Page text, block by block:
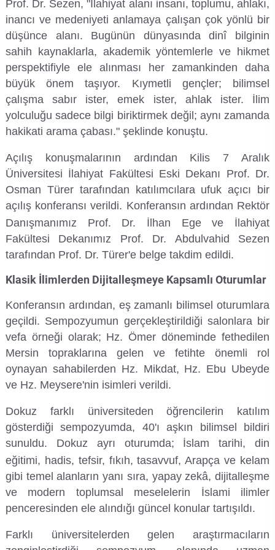
Prof. Dr. Sezen, "İlahiyat alanı insanı, toplumu, ahlakı,
inancı ve medeniyeti anlamaya çalışan çok yönlü bir
düşünce alanı. Bugünün dünyasında dinî bilginin
sahih kaynaklarla, akademik yöntemlerle ve hikmet
perspektifiyle ele alınması her zamankinden daha
büyük önem taşıyor. Kıymetli gençler; bilimsel
çalışma sabır ister, emek ister, ahlak ister. İlim
yolculuğu sadece bilgi biriktirmek değil; aynı zamanda
hakikati arama çabası." şeklinde konuştu.
Açılış konuşmalarının ardından Kilis 7 Aralık
Üniversitesi İlahiyat Fakültesi Eski Dekanı Prof. Dr.
Osman Türer tarafından katılımcılara ufuk açıcı bir
açılış konferansı verildi. Konferansın ardından Rektör
Danışmanımız Prof. Dr. İlhan Ege ve İlahiyat
Fakültesi Dekanımız Prof. Dr. Abdulvahid Sezen
tarafından Prof. Dr. Türer'e belge takdim edildi.
Klasik İlimlerden Dijitalleşmeye Kapsamlı Oturumlar
Konferansın ardından, eş zamanlı bilimsel oturumlara
geçildi. Sempozyumun gerçekleştirildiği salonlara bir
vefa örneği olarak; Hz. Ömer döneminde fethedilen
Mersin topraklarına gelen ve fetihte önemli rol
oynayan sahabilerden Hz. Mikdat, Hz. Ebu Ubeyde
ve Hz. Meysere'nin isimleri verildi.
Dokuz farklı üniversiteden öğrencilerin katılım
gösterdiği sempozyumda, 40'ı aşkın bilimsel bildiri
sunuldu. Dokuz ayrı oturumda; İslam tarihi, din
eğitimi, hadis, tefsir, fıkıh, tasavvuf, Arapça ve kelam
gibi temel alanların yanı sıra, yapay zekâ, dijitalleşme
ve modern toplumsal meselelerin İslami ilimler
penceresinden ele alındığı güncel konular tartışıldı.
Farklı üniversitelerden gelen araştırmacıların
Kalibrasyon Uygulama ve Araştırma Merkezi
Kariyer Merkezi
Kilikia Arkeolojisi Araştırma Merkezi
Kozmetik Temizlik ve Kimyevi Ürünler Üretim Eğitim Uygulama ve Araştırma Merkezi
Nevit Kodallı Oda Müziği Uygulama ve Araştırma Merkezi
Nükleer Bilimler Uygulama ve Araştırma Merkezi
Öğrenme ve Öğretmeyi Geliştirme Uygulama ve Araştırma Merkezi
Ölçme ve Değerlendirme Uygulama ve Araştırma Merkezi
Özel Yetenekliler Eğitimi Uygulama ve Araştırma Merkezi
Rehberlik ve Psikolojik Danışmanlık Uygulama ve Araştırma Merkezi
Restorasyon ve Koruma Merkezi
Sürdürülebilir Çevre Uygulama ve Araştırma Merkezi
Sürekli Eğitim Uygulama ve Araştırma Merkezi
Turizm Uygulama ve Araştırma Merkezi
Türkçe Öğretimi Uygulama ve Araştırma Merkezi
Uzaktan Eğitim Uygulama ve Araştırma Merkezi
Yörük Kültürü Uygulama ve Araştırma Merkezi